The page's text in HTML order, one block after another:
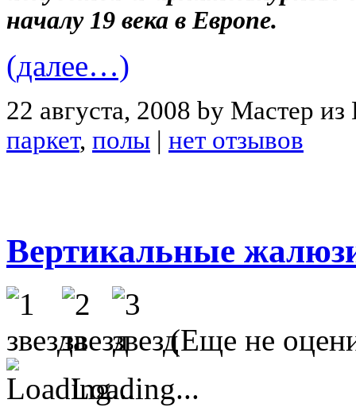
началу 19 века в Европе.
(далее…)
22 августа, 2008 by Мастер
паркет, полы | нет отзывов
Вертикальные
(Еще не
Loading...